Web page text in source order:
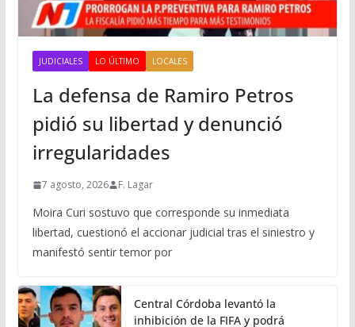
JUDICIALES LO ÚLTIMO LOCALES
La defensa de Ramiro Petros
pidió su libertad y denunció
irregularidades
7 agosto, 2026 F. Lagar
Moira Curi sostuvo que corresponde su inmediata
libertad, cuestionó el accionar judicial tras el siniestro y
manifestó sentir temor por
Central Córdoba levantó la
inhibición de la FIFA y podrá